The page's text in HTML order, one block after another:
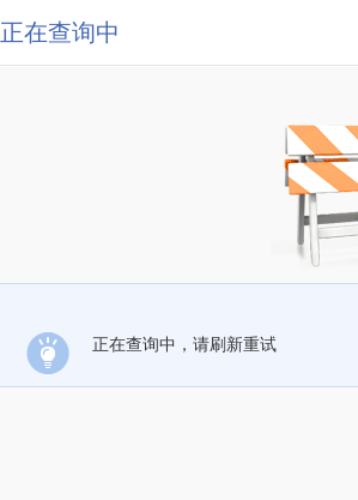
正在查询中
正在查询中，请刷新重试